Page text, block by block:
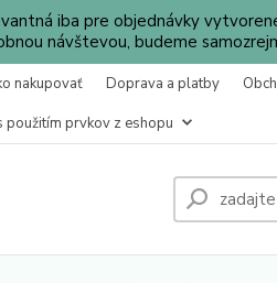
iba pre objednávky
návštevou, budeme
nakupovať Doprava a platby
použitím prvkov z eshopu